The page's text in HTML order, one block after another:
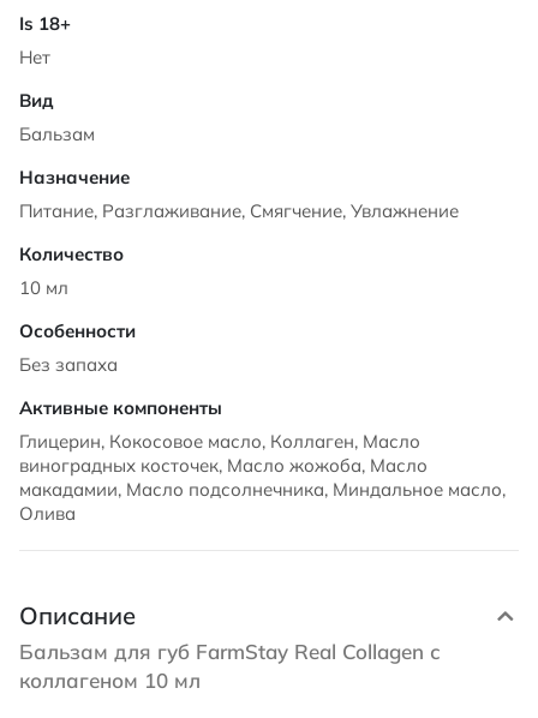
Нет
Бальзам
Питание, Разглаживание, Смягчение, Увлажнение
10 мл
Без запаха
Глицерин, Кокосовое масло, Коллаген, Масло
виноградных косточек, Масло жожоба, Масло
макадамии, Масло подсолнечника, Миндальное масло,
Олива
Описание
Бальзам для губ FarmStay Real Collagen с
коллагеном 10 мл